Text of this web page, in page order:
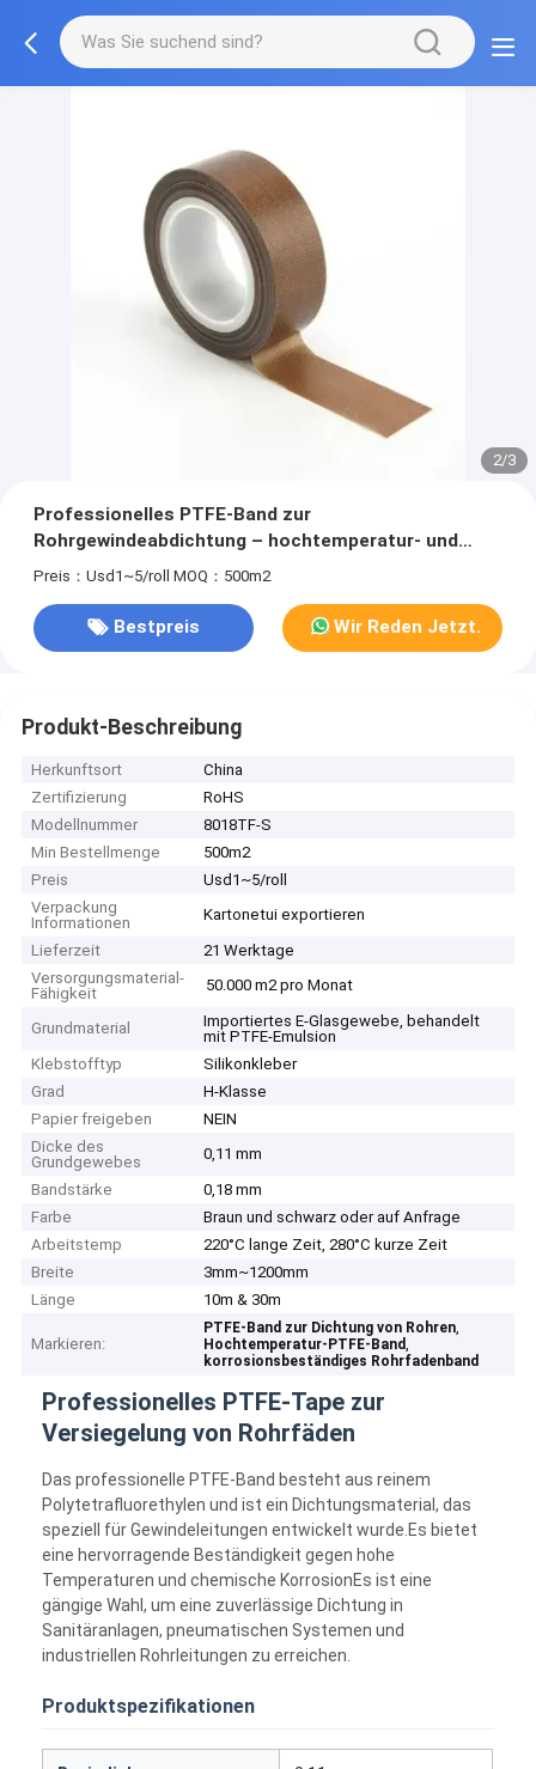
2/3
Professionelles PTFE-Band zur
Rohrgewindeabdichtung – hochtemperatur- und
korrosionsbeständig
Preis：Usd1~5/roll MOQ：500m2
Bestpreis Wir Reden Jetzt.
Produkt-Beschreibung
Herkunftsort
China
Zertifizierung
RoHS
Modellnummer
8018TF-S
Min Bestellmenge
500m2
Preis
Usd1~5/roll
Verpackung
Informationen
Kartonetui exportieren
Lieferzeit
21 Werktage
Versorgungsmaterial-
Fähigkeit
50.000 m2 pro Monat
Grundmaterial
Importiertes E-Glasgewebe, behandelt
mit PTFE-Emulsion
Klebstofftyp
Silikonkleber
Grad
H-Klasse
Papier freigeben
NEIN
Dicke des
Grundgewebes
0,11 mm
Bandstärke
0,18 mm
Farbe
Braun und schwarz oder auf Anfrage
Arbeitstemp
220°C lange Zeit, 280°C kurze Zeit
Breite
3mm~1200mm
Länge
10m & 30m
Markieren:
PTFE-Band zur Dichtung von Rohren,
Hochtemperatur-PTFE-Band,
korrosionsbeständiges Rohrfadenband
Professionelles PTFE-Tape zur
Versiegelung von Rohrfäden
Das professionelle PTFE-Band besteht aus reinem
Polytetrafluorethylen und ist ein Dichtungsmaterial, das
speziell für Gewindeleitungen entwickelt wurde.Es bietet
eine hervorragende Beständigkeit gegen hohe
Temperaturen und chemische KorrosionEs ist eine
gängige Wahl, um eine zuverlässige Dichtung in
Sanitäranlagen, pneumatischen Systemen und
industriellen Rohrleitungen zu erreichen.
Produktspezifikationen